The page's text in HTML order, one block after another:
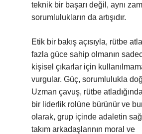
teknik bir başarı değil, aynı
sorumlulukların da artışıdır.
Etik bir bakış açısıyla, rütbe
fazla güce sahip olmanın
kişisel çıkarlar için
vurgular. Güç, sorumlulukla
Uzman çavuş, rütbe
bir liderlik rolüne bürünür ve
olarak, grup içinde adaletin
takım arkadaşlarının moral ve